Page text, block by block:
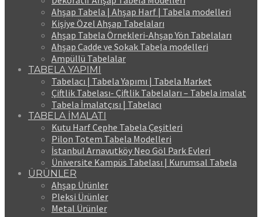
Ahşap Tabela | Ahşap Harf | Tabela modelleri
Kişiye Özel Ahşap Tabelaları
Ahşap Tabela Örnekleri-Ahşap Yön Tabelaları
Ahşap Cadde ve Sokak Tabela modelleri
Ampüllü Tabelalar
TABELA YAPIMI
Tabelacı | Tabela Yapımı | Tabela Market
Çiftlik Tabelası- Çiftlik Tabelaları – Tabela imalat
Tabela İmalatçısı | Tabelacı
TABELA İMALATI
Kutu Harf Cephe Tabela Çeşitleri
Pilon Totem Tabela Modelleri
İstanbul Arnavutköy Neo Göl Park Evleri
Üniversite Kampüs Tabelası | Kurumsal Tabela
ÜRÜNLER
Ahşap Ürünler
Pleksi Ürünler
Metal Ürünler